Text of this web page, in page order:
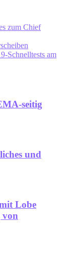
zum Chief
Schnelltests am
seitig
und
Lobe
von